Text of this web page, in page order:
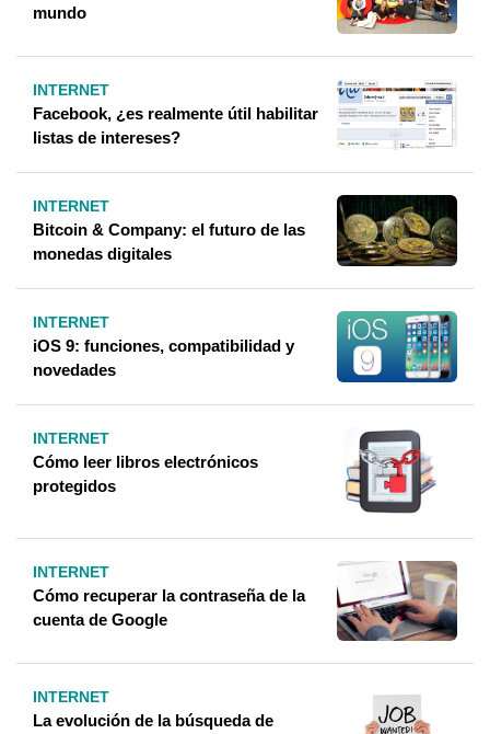
mundo
INTERNET
Facebook, ¿es realmente útil habilitar
listas de intereses?
INTERNET
Bitcoin & Company: el futuro de las
monedas digitales
INTERNET
iOS 9: funciones, compatibilidad y
novedades
INTERNET
Cómo leer libros electrónicos
protegidos
INTERNET
Cómo recuperar la contraseña de la
cuenta de Google
INTERNET
La evolución de la búsqueda de